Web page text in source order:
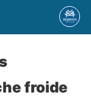
froide